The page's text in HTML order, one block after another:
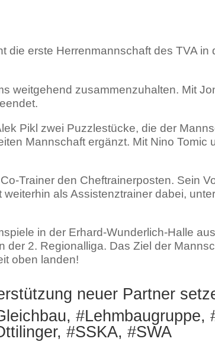
die erste Herrenmannschaft des TVA
weitgehend zusammenzuhalten. Mit
Pikl zwei Puzzlestücke, die der
Mannschaft ergänzt. Mit Nino
Trainer den Cheftrainerposten. Sein
als Assistenztrainer dabei,
in der Erhard-Wunderlich-Halle
der 2. Regionalliga. Das Ziel der
oben landen!
neuer Partner
#Lehmbaugruppe,
#SSKA, #SWA